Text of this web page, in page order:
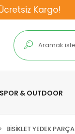
Kargo!
SPOR & OUTDOOR
BİSİKLET YEDEK PARÇA